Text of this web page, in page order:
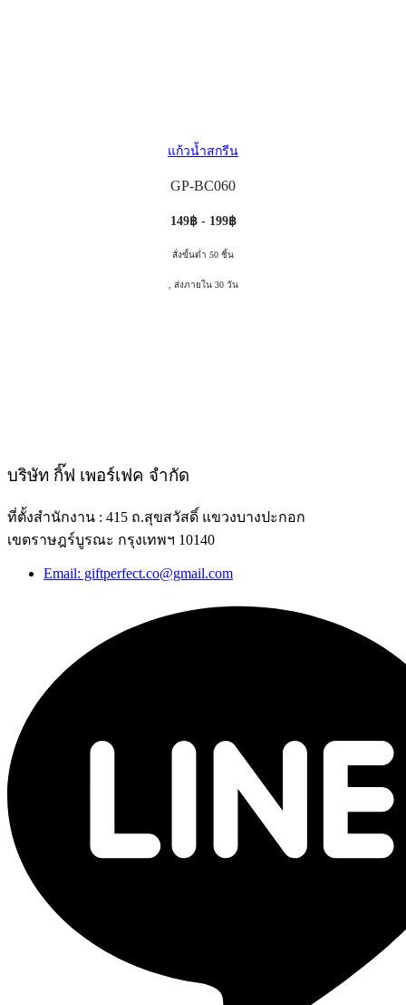
แก้วน้ำสกรีน
GP-BC060
149฿ - 199฿
สั่งขั้นต่ำ 50 ชิ้น
, ส่งภายใน 30 วัน
บริษัท กิ๊ฟ เพอร์เฟค จำกัด
ที่ตั้งสำนักงาน : 415 ถ.สุขสวัสดิ์ แขวงบางปะกอก
เขตราษฎร์บูรณะ กรุงเทพฯ 10140
Email: giftperfect.co@gmail.com